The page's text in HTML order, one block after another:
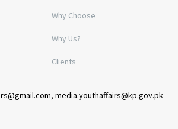
Why Choose
Why Us?
Clients
media.youthaffairs@kp.gov.pk